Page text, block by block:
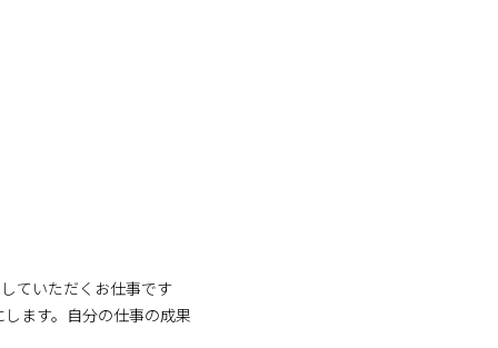
ていただくお仕事です
ます。自分の仕事の成果